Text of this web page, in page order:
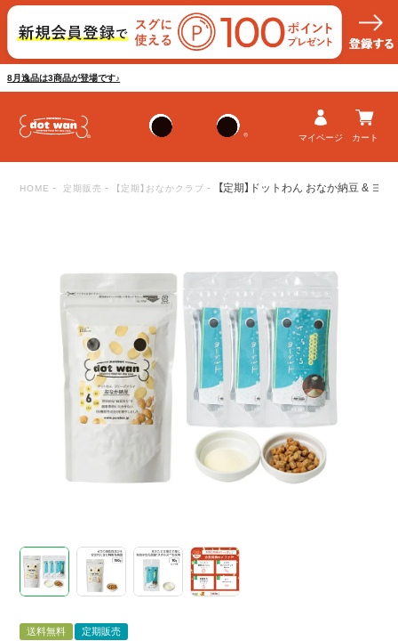
8月逸品は3商品が登場です♪
マイページ カート
HOME 定期販売 【定期】おなかクラブ 【定期】ドットわん おなか納豆 & ヨ
送料無料 定期販売